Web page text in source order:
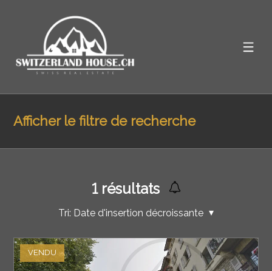
Afficher le filtre de recherche
1résultats
Tri: Date d'insertion décroissante
VENDU